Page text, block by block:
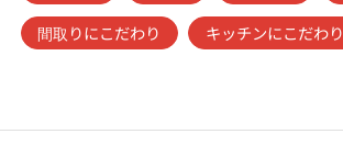
間取りにこだわり
キッチンにこだわり